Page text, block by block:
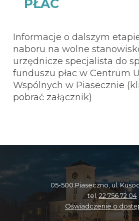
PŁAC
Informacje o dalszym
naboru na wolne
urzędnicze specjalista do
funduszu płac w Centrum
Wspólnych w Piasecznie
pobrać załącznik)
05-500 Piaseczno, ul.
tel. 22 756 72 04
Oświadczenie o